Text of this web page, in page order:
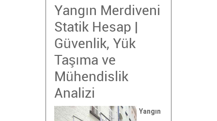
Yangın Merdiveni
Statik Hesap |
Güvenlik, Yük
Taşıma ve
Mühendislik
Analizi
Yangın